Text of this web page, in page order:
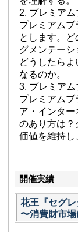
2. プレミア
プレミアム
とします。
グメンテー
どうしたら
なるのか。
3. プレミア
プレミアム
ア・インタ
のあり方は？
価値を維持し
開催実績
花王『セグ
〜消費財市